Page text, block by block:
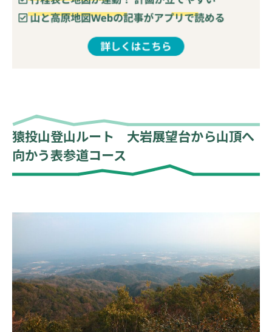
猿投山登山ルート 大岩展望台から山頂へ
向かう表参道コース